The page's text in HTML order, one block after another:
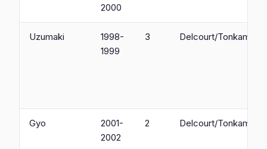
2000
Uzumaki
1998-
1999
3 Delcourt/Tonkam
Gyo
2001-
2002
2 Delcourt/Tonkam